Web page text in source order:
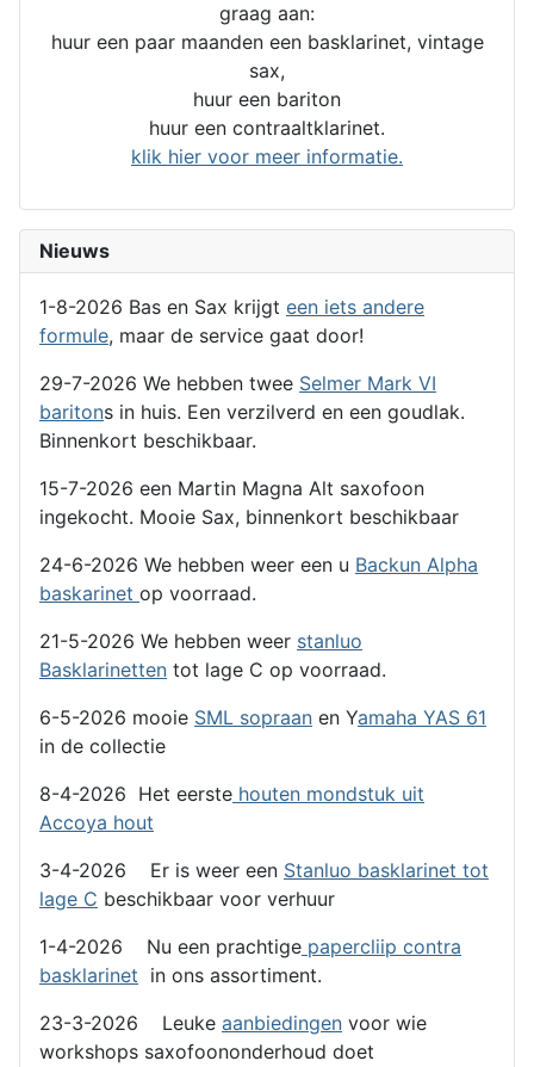
graag aan:
huur een paar maanden een basklarinet, vintage
sax,
huur een bariton
huur een contraaltklarinet.
klik hier voor meer informatie.
Nieuws
1-8-2026 Bas en Sax krijgt een iets andere
formule, maar de service gaat door!
29-7-2026 We hebben twee Selmer Mark VI
baritons in huis. Een verzilverd en een goudlak.
Binnenkort beschikbaar.
15-7-2026 een Martin Magna Alt saxofoon
ingekocht. Mooie Sax, binnenkort beschikbaar
24-6-2026 We hebben weer een u Backun Alpha
baskarinet op voorraad.
21-5-2026 We hebben weer stanluo
Basklarinetten tot lage C op voorraad.
6-5-2026 mooie SML sopraan en Yamaha YAS 61
in de collectie
8-4-2026 Het eerste houten mondstuk uit
Accoya hout
3-4-2026 Er is weer een Stanluo basklarinet tot
lage C beschikbaar voor verhuur
1-4-2026 Nu een prachtige papercliip contra
basklarinet in ons assortiment.
23-3-2026 Leuke aanbiedingen voor wie
workshops saxofoononderhoud doet